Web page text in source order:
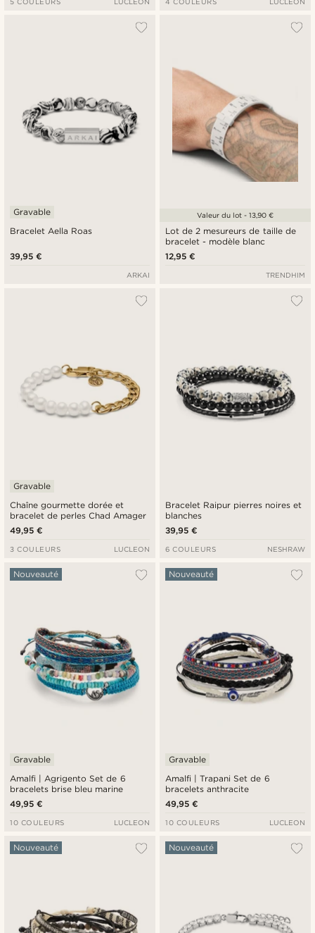
Bracelet Aella Roas
Gravable
39,95 €
ARKAI
Lot de 2 mesureurs de taille de
bracelet - modèle blanc
12,95 €
Valeur du lot - 13,90 €
TRENDHIM
Chaîne gourmette dorée et
bracelet de perles Chad Amager
Gravable
49,95 €
3 COULEURS LUCLEON
Bracelet Raipur pierres noires et
blanches
39,95 €
6 COULEURS NESHRAW
Amalfi | Agrigento Set de 6
bracelets brise bleu marine
Nouveauté
Gravable
49,95 €
10 COULEURS LUCLEON
Amalfi | Trapani Set de 6
bracelets anthracite
Nouveauté
Gravable
49,95 €
10 COULEURS LUCLEON
Nouveauté Nouveauté